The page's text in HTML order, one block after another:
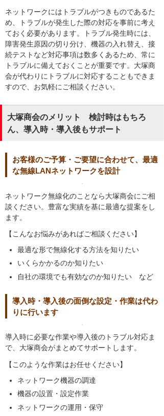
ネットワークにはトラブルがつきものであるた
め、トラブルが発生した際の対応を事前に考え
ておく必要があります。トラブル発生時には、
障害発生原因の切り分け、機器の入れ替え、接
続テストなど対応事項は数多くあるため、常に
トラブルに備えておくことが重要です。大塚商
会が代わりにトラブルに対応することもできま
すので、お気軽にご相談ください。
大塚商会のメリット 検討時はもちろ
ん、導入時・導入後もサポート
お客様のご予算・ご要望に合わせて、最適
な無線LANネットワークを設計
ネットワーク無線化のことなら大塚商会にご相
談ください。豊富な実績を基に最適な提案をし
ます。
【こんなお悩みがあればご相談ください】
最適な形で無線化する方法を知りたい
いくらかかるのか知りたい
自社の環境でも有効なのか知りたい など
導入時・導入後の面倒な設定・作業は代わ
りに行います
導入時に必要な作業や導入後のトラブル対応ま
で、大塚商会がまとめてサポートします。
【このような作業はお任せください】
ネットワーク機器の調達
機器の設置・設定作業
ネットワークの運用・保守